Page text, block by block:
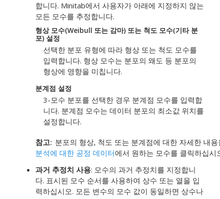
합니다. Minitab에서 사용자가 아래에 지정하지 않는
모든 모수를 추정합니다.
형상 모수(Weibull 또는 감마) 또는 척도 모수(기타 분
포) 설정
선택한 분포 유형에 따라 형상 또는 척도 모수를
입력합니다. 형상 모수는 분포의 왜도 등 분포의
형상에 영향을 미칩니다.
분계점 설정
3-모수 분포를 선택한 경우 분계점 모수를 입력합
니다. 분계점 모수는 데이터 분포의 최소값 위치를
설정합니다.
참고 분포의 형상, 척도 또는 분계점에 대한 자세한 내
분석에 대한 공정 데이터에서 원하는 모수를 클릭하십시
과거 추정치 사용: 모수의 과거 추정치를 지정합니
다. 표시된 모수 순서를 사용하여 상수 또는 열을 입
력하십시오. 모든 변수의 모수 값이 동일하면 상수나